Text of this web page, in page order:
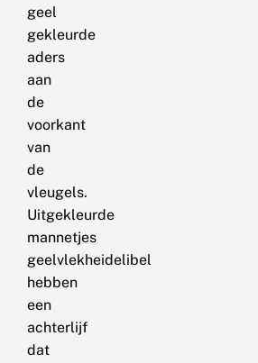
geel
gekleurde
aders
aan
de
voorkant
van
de
vleugels.
Uitgekleurde
mannetjes
geelvlekheidelibel
hebben
een
achterlijf
dat